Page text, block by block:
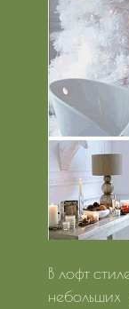
В лофт
небольших